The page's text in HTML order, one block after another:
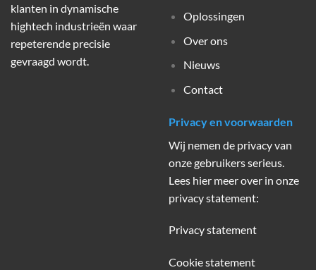
klanten in dynamische
hightech industrieën waar
repeterende precisie
gevraagd wordt.
Oplossingen
Over ons
Nieuws
Contact
Privacy en voorwaarden
Wij nemen de privacy van
onze gebruikers serieus.
Lees hier meer over in onze
privacy statement:
Privacy statement
Cookie statement